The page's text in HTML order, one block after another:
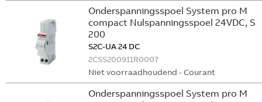
Onderspanningsspoel System pro M
compact Nulspanningsspoel 24VDC, S
200
S2C-UA 24 DC
2CSS200911R0007
Niet voorraadhoudend - Courant
Onderspanningsspoel System pro M